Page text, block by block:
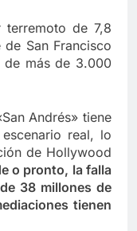
terremoto de 7,8
San Francisco
de más de 3.000
Andrés» tiene
real, lo
de Hollywood
o pronto, la falla
38 millones de
tienen